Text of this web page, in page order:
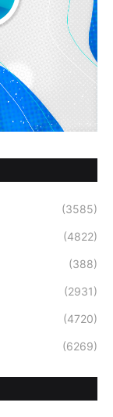
(3585)
(4822)
(388)
(2931)
(4720)
(6269)